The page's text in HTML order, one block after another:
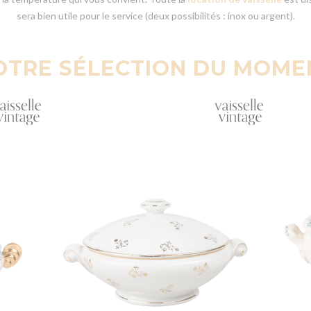
sera bien utile pour le service (deux possibilités : inox ou argent).
SÉLECTION DU